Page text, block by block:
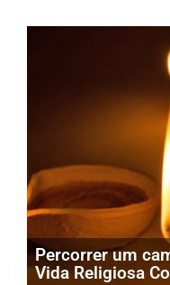
Percorrer um
Vida Religiosa